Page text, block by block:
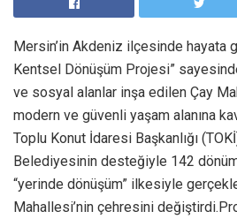
Mersin’in Akdeniz ilçesinde hayata
Kentsel Dönüşüm Projesi”
ve sosyal alanlar inşa edilen Çay
modern ve güvenli yaşam alanına
Toplu Konut İdaresi Başkanlığı
Belediyesinin desteğiyle 142
“yerinde dönüşüm” ilkesiyle
Mahallesi’nin çehresini